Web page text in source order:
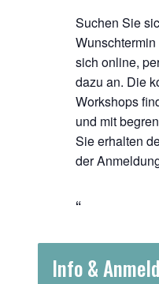
Suchen Sie
sich online,
dazu an. Die
Workshops
und mit
Sie erhalten
der
Info &